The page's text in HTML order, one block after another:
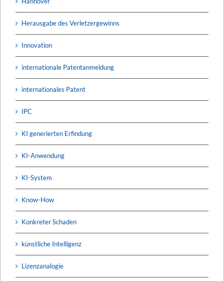
Herausgabe des Verletzergewinns
Innovation
internationale Patentanmeldung
internationales Patent
IPC
KI generierten Erfindung
KI-Anwendung
KI-System
Know-How
Konkreter Schaden
künstliche Intelligenz
Lizenzanalogie